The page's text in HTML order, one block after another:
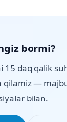
bormi?
15 daqiqalik
qilamiz —
bilan.